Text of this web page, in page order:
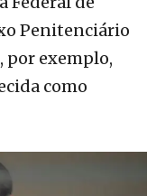
Penitenciário
por exemplo,
como